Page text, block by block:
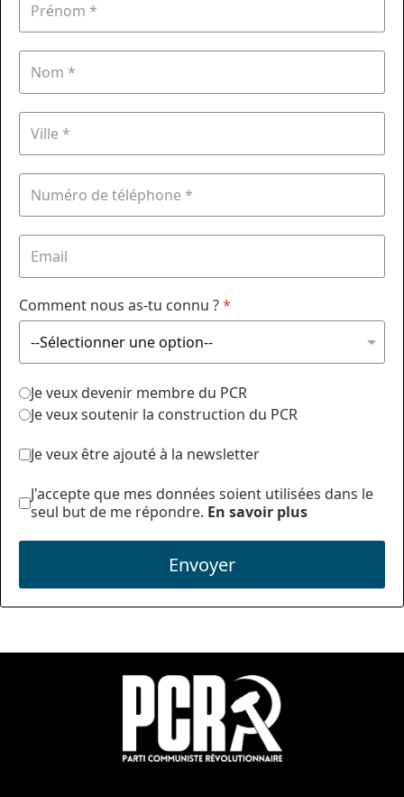
Comment nous as-tu connu ?*
Je veux devenir membre du PCR
Je veux soutenir la construction du PCR
Je veux être ajouté à la newsletter
J'accepte que mes données soient utilisées dans le
seul but de me répondre. En savoir plus
Envoyer